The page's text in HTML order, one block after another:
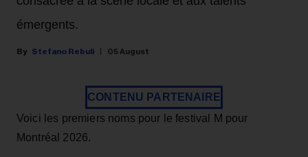
émergents.
Stefano Rebuli 05 August
CONTENU PARTENAIRE
Voici les premiers noms pour le festival M pour
Montréal 2026.